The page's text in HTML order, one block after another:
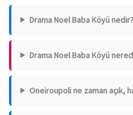
Drama Noel Baba Köyü nedir?
Drama Noel Baba Köyü
Oneiroupoli ne zaman açık,